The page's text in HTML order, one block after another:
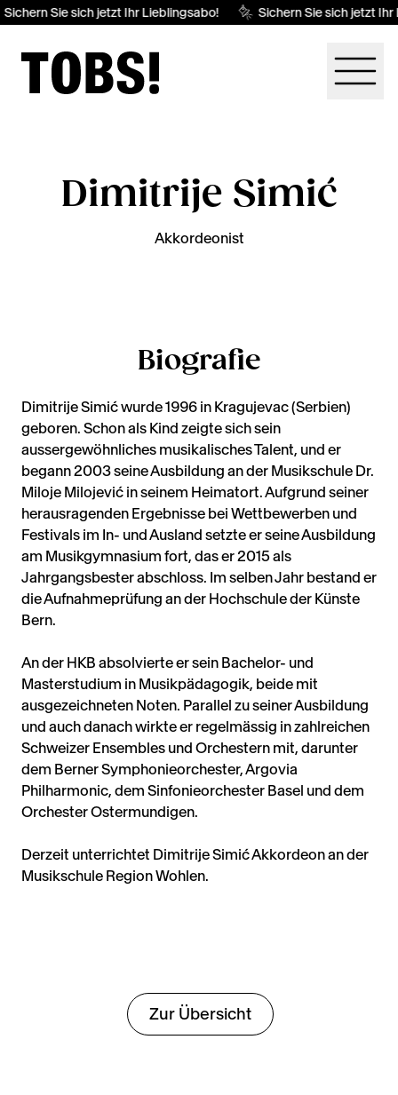
Sichern Sie sich jetzt Ihr Lieblingsabo! Sichern Sie sich jetzt Ihr
Dimitrije Simić
Akkordeonist
Biografie
Dimitrije Simić wurde 1996 in Kragujevac (Serbien)
geboren. Schon als Kind zeigte sich sein
aussergewöhnliches musikalisches Talent, und er
begann 2003 seine Ausbildung an der Musikschule Dr.
Miloje Milojević in seinem Heimatort. Aufgrund seiner
herausragenden Ergebnisse bei Wettbewerben und
Festivals im In- und Ausland setzte er seine Ausbildung
am Musikgymnasium fort, das er 2015 als
Jahrgangsbester abschloss. Im selben Jahr bestand er
die Aufnahmeprüfung an der Hochschule der Künste
Bern.
An der HKB absolvierte er sein Bachelor- und
Masterstudium in Musikpädagogik, beide mit
ausgezeichneten Noten. Parallel zu seiner Ausbildung
und auch danach wirkte er regelmässig in zahlreichen
Schweizer Ensembles und Orchestern mit, darunter
dem Berner Symphonieorchester, Argovia
Philharmonic, dem Sinfonieorchester Basel und dem
Orchester Ostermundigen.
Derzeit unterrichtet Dimitrije Simić Akkordeon an der
Musikschule Region Wohlen.
Zur Übersicht